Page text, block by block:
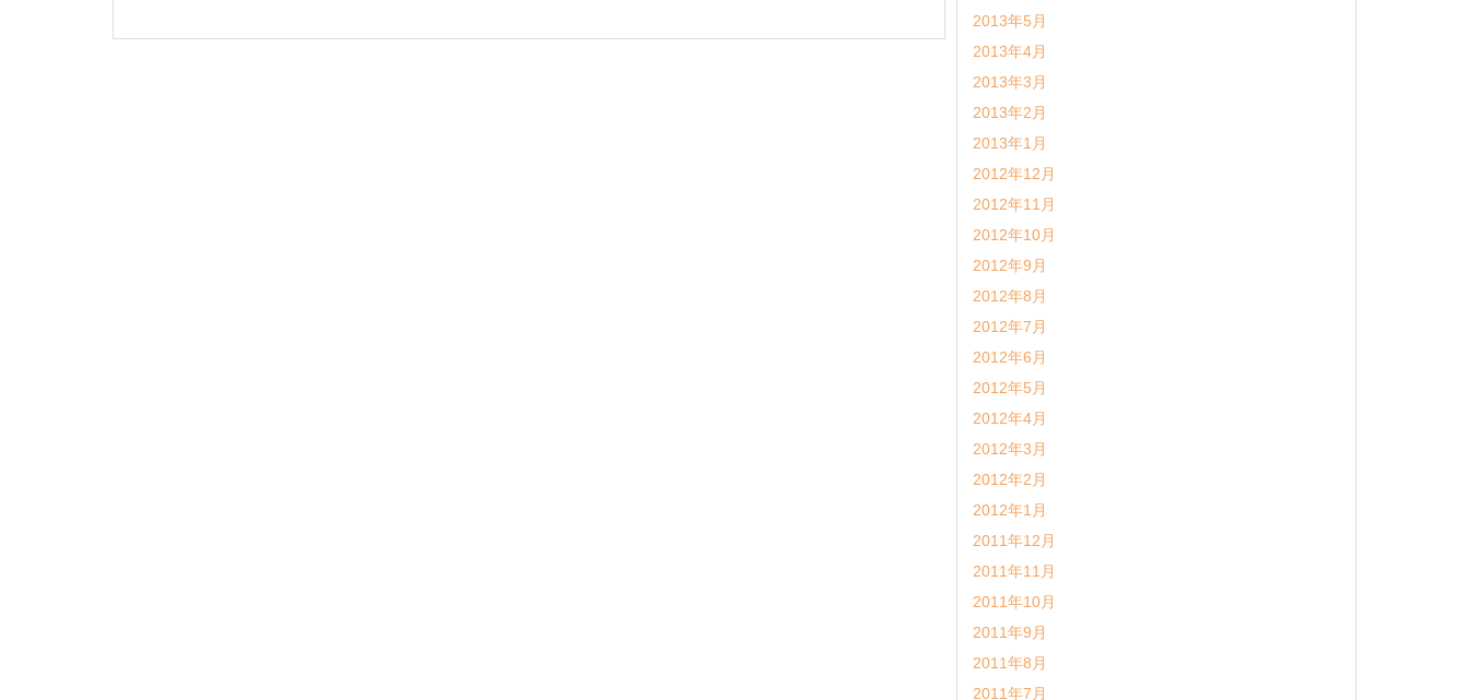
2013年5月
2013年4月
2013年3月
2013年2月
2013年1月
2012年12月
2012年11月
2012年10月
2012年9月
2012年8月
2012年7月
2012年6月
2012年5月
2012年4月
2012年3月
2012年2月
2012年1月
2011年12月
2011年11月
2011年10月
2011年9月
2011年8月
2011年7月